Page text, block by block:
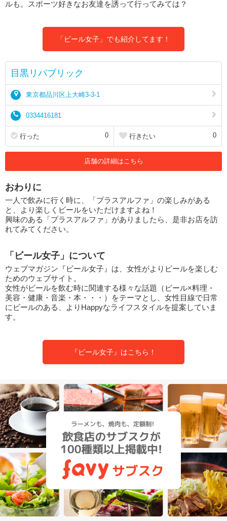
ルも。スポーツ好きなお友達を誘って行ってみては？
「ビール女子」でも紹介してます！
目黒リパブリック
東京都品川区上大崎3-3-1
0334416181
行った 0 行きたい 0
店舗の詳細はこちら
おわりに
一人で飲みに行く時に、「プラスアルファ」の楽しみがある
と、より楽しくビールをいただけますよね！
興味のある「プラスアルファ」がありましたら、是非お店を訪
れてみてください。
「ビール女子」について
ウェブマガジン『ビール女子』は、女性がよりビールを楽しむ
ためのウェブサイト。
女性がビールを飲む時に関連する様々な話題（ビール×料理・
美容・健康・音楽・本・・・）をテーマとし、女性目線で日常
にビールのある、よりHappyなライフスタイルを提案していま
す。
『ビール女子』はこちら！